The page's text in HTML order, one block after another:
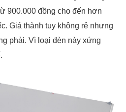
900.000 đồng cho đến hơn
Giá thành tuy không rẻ nhưng
phải. Vì loại đèn này xứng